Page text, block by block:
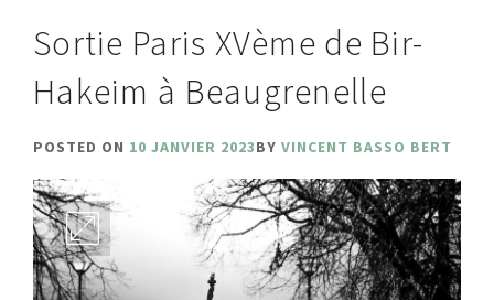
Sortie Paris XVème de Bir-
Hakeim à Beaugrenelle
POSTED ON 10 JANVIER 2023BY VINCENT BASSO BERT